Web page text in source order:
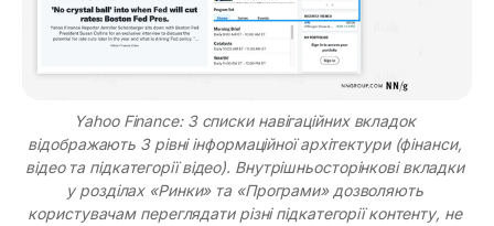
Yahoo Finance: 3 списки навігаційних вкладок
відображають 3 рівні інформаційної архітектури (фінанси,
відео та підкатегорії відео). Внутрішньосторінкові вкладки
у розділах «Ринки» та «Програми» дозволяють
користувачам переглядати різні підкатегорії контенту, не